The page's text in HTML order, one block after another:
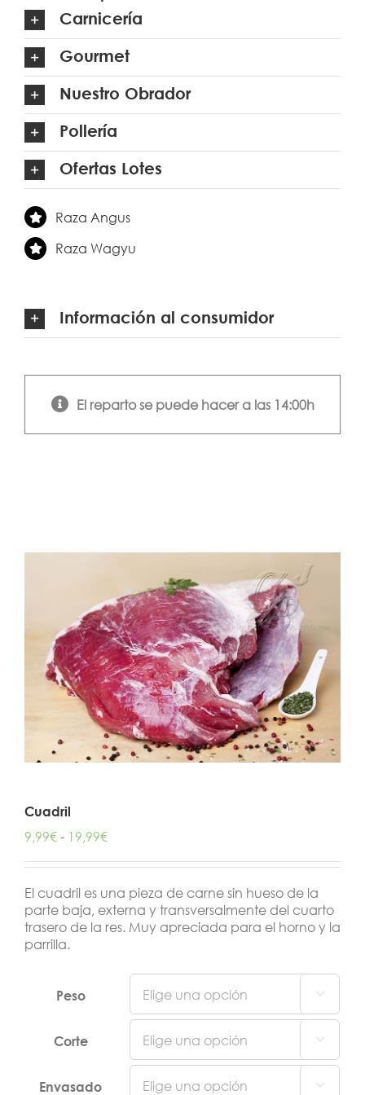
Cuadril
9,99€- 19,99€Rango
precios:
desde
9,99€
hasta
El cuadril es una pieza de carne sin hueso de la
parte baja, externa y transversalmente del cuarto
trasero de la res. Muy apreciada para el horno y la
parrilla.
Peso 
Corte 
Envasado 
Carnicería
Gourmet
Nuestro Obrador
Pollería
Ofertas Lotes
Raza Angus
Raza Wagyu
Información al consumidor
El reparto se puede hacer a las 14:00h